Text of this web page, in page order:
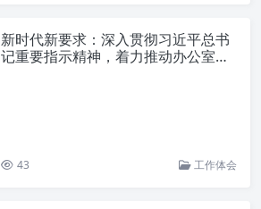
新时代新要求：深入贯彻习近平总书
记重要指示精神，着力推动办公室工
43 工作体会